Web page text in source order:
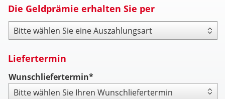
Die Geldprämie erhalten Sie per
Payout Type
Liefertermin
Wunschliefertermin*